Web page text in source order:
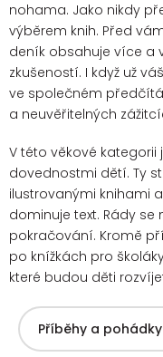
nohama. Jako nikdy
výběrem knih. Před
deník obsahuje více a
zkušeností. I když už
ve společném
a neuvěřitelných
V této věkové kategorii
dovednostmi dětí. Ty
ilustrovanými knihami
dominuje text. Rády se
pokračování. Kromě
po knížkách pro
které budou děti
Příběhy a pohádky